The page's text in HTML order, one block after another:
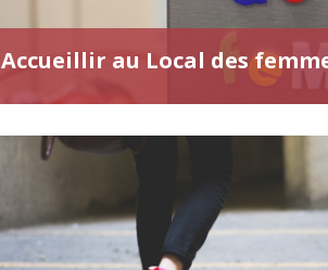
Accueillir au Local des